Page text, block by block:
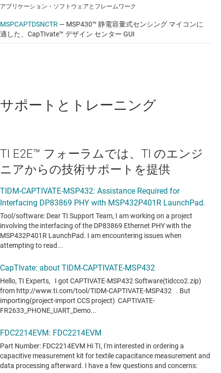
アプリケーション・ソフトウェアとフレームワーク
MSPCAPTDSNCTR — MSP430™ 静電容量式センシング マイコンに
適した、CapTIvate™ デザイン センター GUI
サポートとトレーニング
TI E2E™ フォーラムでは、TI のエンジ
ニアからの技術サポートを提供